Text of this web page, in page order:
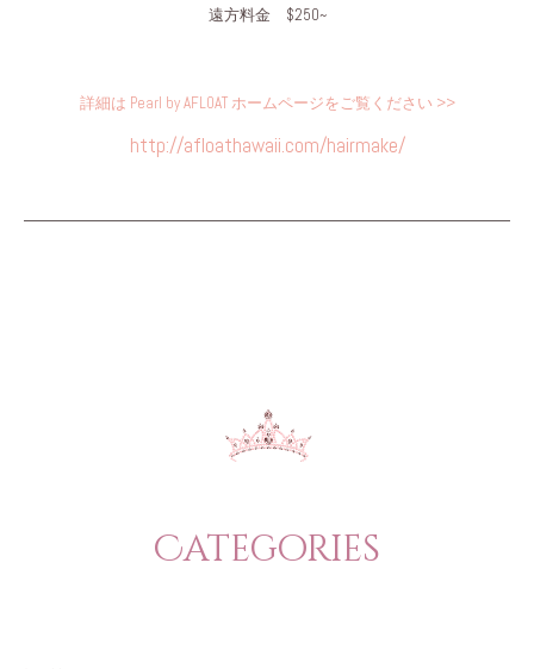
遠方料金 $250~
詳細は Pearl by AFLOAT ホームページをご覧ください >>
http://afloathawaii.com/hairmake/
Categories